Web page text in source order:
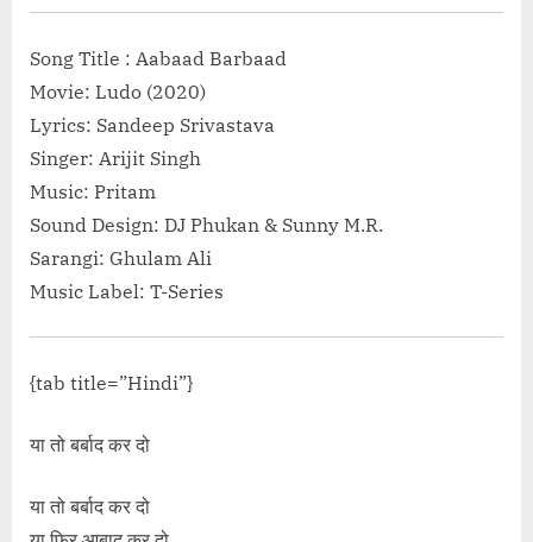
Song Title : Aabaad Barbaad
Movie: Ludo (2020)
Lyrics: Sandeep Srivastava
Singer: Arijit Singh
Music: Pritam
Sound Design: DJ Phukan & Sunny M.R.
Sarangi: Ghulam Ali
Music Label: T-Series
{tab title=”Hindi”}
या तो बर्बाद कर दो
या तो बर्बाद कर दो